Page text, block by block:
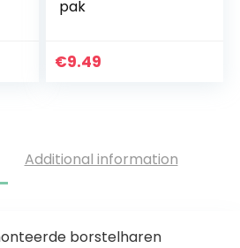
pak
€9.49
Additional information
borstelharen